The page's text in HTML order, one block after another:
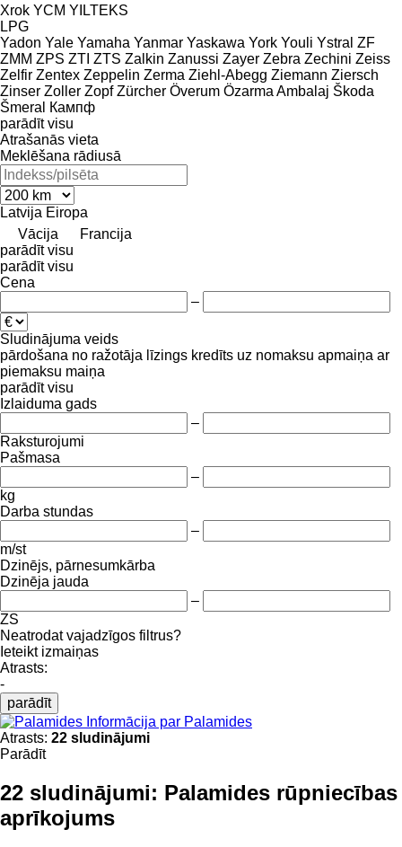
Xrok YCM YILTEKS
LPG
Yadon Yale Yamaha Yanmar Yaskawa York Youli Ystral ZF
ZMM ZPS ZTI ZTS Zalkin Zanussi Zayer Zebra Zechini Zeiss
Zelfir Zentex Zeppelin Zerma Ziehl-Abegg Ziemann Ziersch
Zinser Zoller Zopf Zürcher Överum Özarma Ambalaj Škoda
Šmeral
Кампф
parādīt visu
Atrašanās vieta
Meklēšana rādiusā
Latvija Eiropa
Vācija
Francija
parādīt visu
parādīt visu
Cena
–
Sludinājuma veids
pārdošana no ražotāja līzings kredīts uz nomaksu apmaiņa ar
piemaksu maiņa
parādīt visu
Izlaiduma gads
–
Raksturojumi
Pašmasa
–
kg
Darba stundas
–
m/st
Dzinējs, pārnesumkārba
Dzinēja jauda
–
ZS
Neatrodat vajadzīgos filtrus?
Ieteikt izmaiņas
Atrasts:
-
parādīt
Informācija par Palamides
Atrasts: 22 sludinājumi
Parādīt
22 sludinājumi: Palamides rūpniecības
aprīkojums